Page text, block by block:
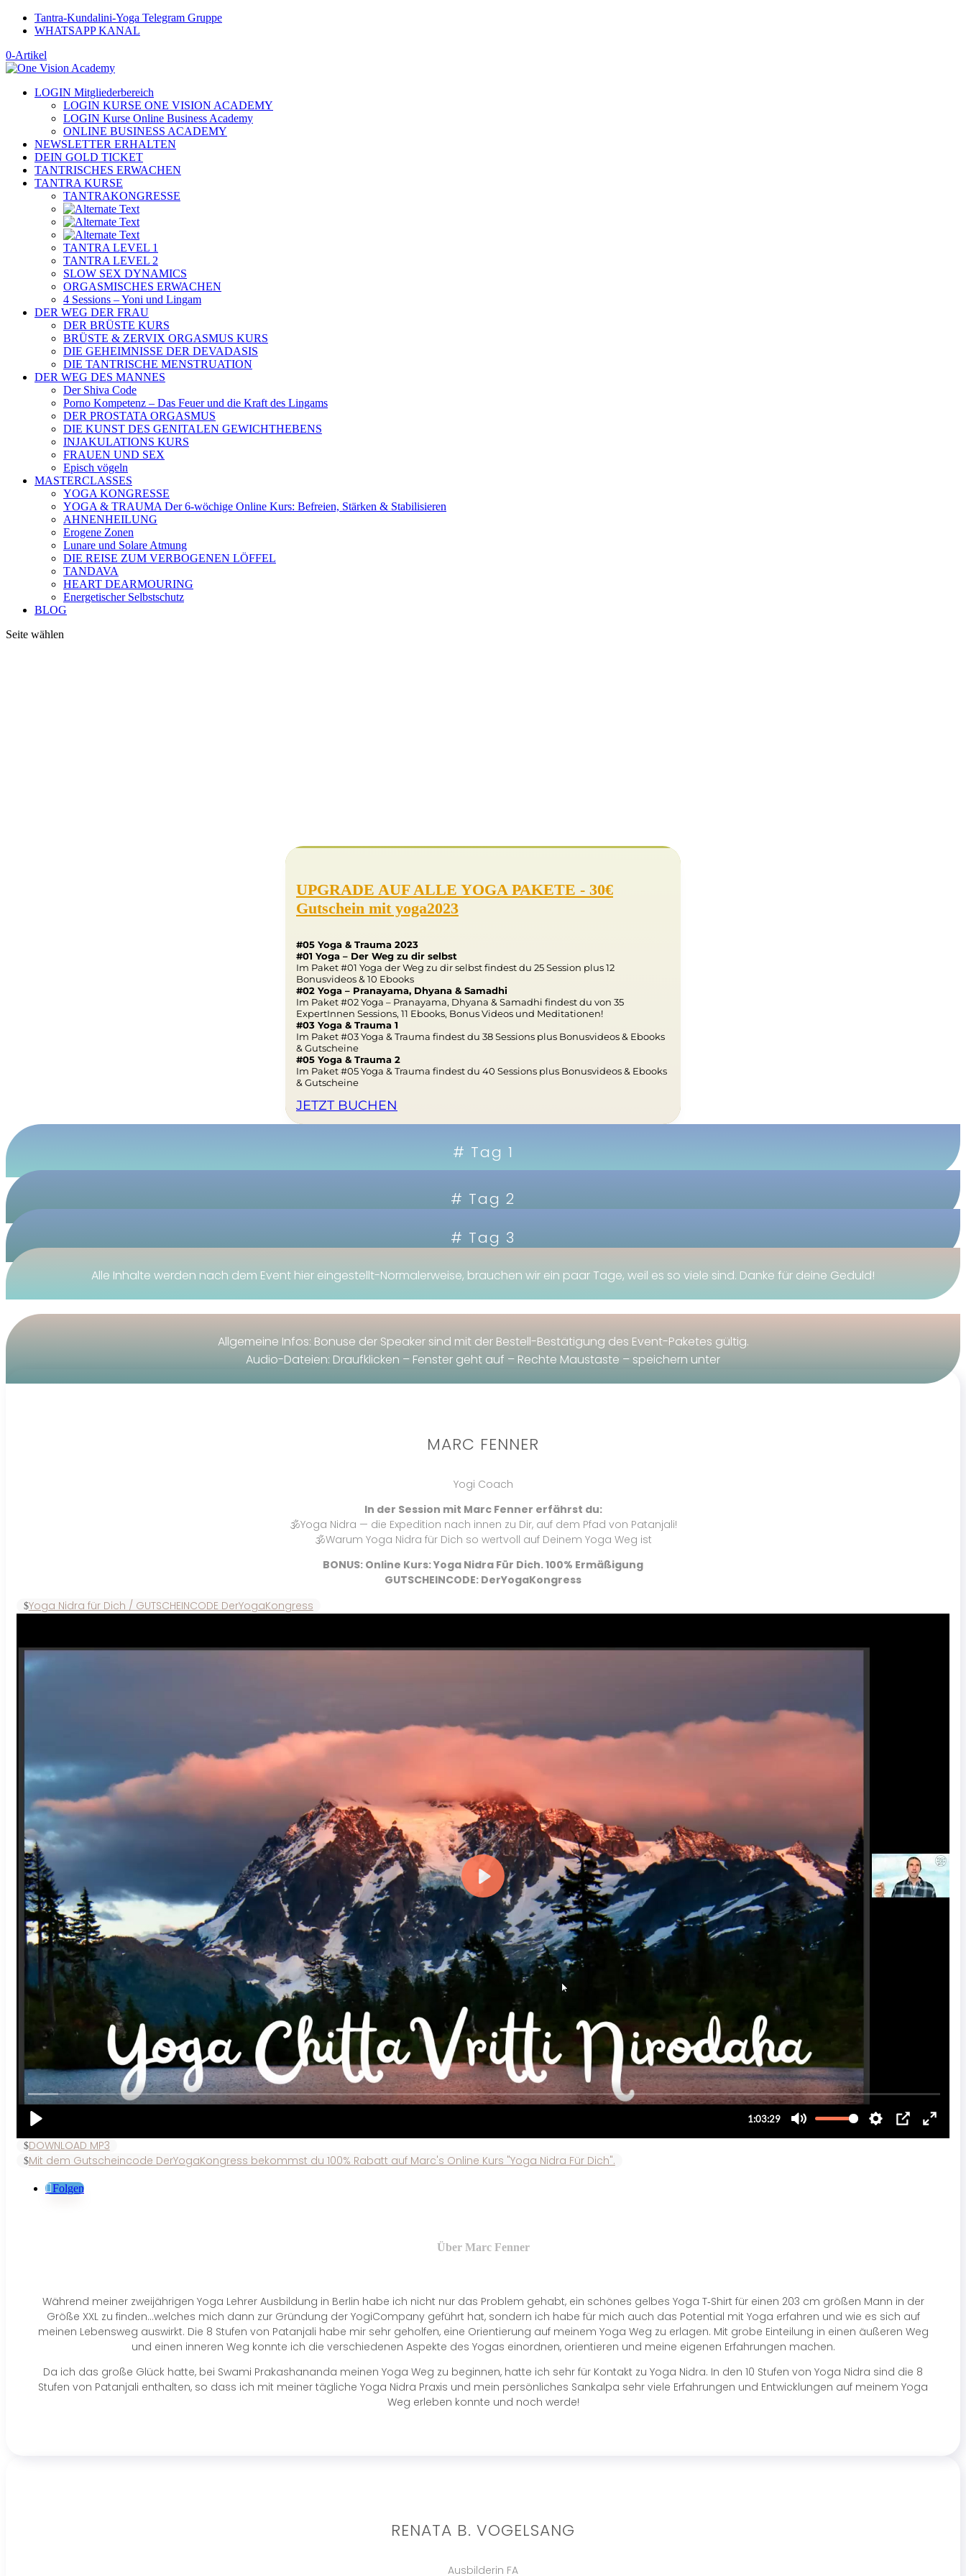
Tantra-Kundalini-Yoga Telegram Gruppe
WHATSAPP KANAL
0-Artikel
LOGIN Mitgliederbereich
LOGIN KURSE ONE VISION ACADEMY
LOGIN Kurse Online Business Academy
ONLINE BUSINESS ACADEMY
NEWSLETTER ERHALTEN
DEIN GOLD TICKET
TANTRISCHES ERWACHEN
TANTRA KURSE
TANTRAKONGRESSE
TANTRA LEVEL 1
TANTRA LEVEL 2
SLOW SEX DYNAMICS
ORGASMISCHES ERWACHEN
4 Sessions – Yoni und Lingam
DER WEG DER FRAU
DER BRÜSTE KURS
BRÜSTE & ZERVIX ORGASMUS KURS
DIE GEHEIMNISSE DER DEVADASIS
DIE TANTRISCHE MENSTRUATION
DER WEG DES MANNES
Der Shiva Code
Porno Kompetenz – Das Feuer und die Kraft des Lingams
DER PROSTATA ORGASMUS
DIE KUNST DES GENITALEN GEWICHTHEBENS
INJAKULATIONS KURS
FRAUEN UND SEX
Episch vögeln
MASTERCLASSES
YOGA KONGRESSE
YOGA & TRAUMA Der 6‑wöchige Online Kurs: Befreien, Stärken & Stabilisieren
AHNENHEILUNG
Erogene Zonen
Lunare und Solare Atmung
DIE REISE ZUM VERBOGENEN LÖFFEL
TANDAVA
HEART DEARMOURING
Energetischer Selbstschutz
BLOG
Seite wählen
UPGRADE AUF ALLE YOGA PAKETE - 30€
Gutschein mit yoga2023
#05 Yoga & Trauma 2023
#01 Yoga – Der Weg zu dir selbst
Im Paket #01 Yoga der Weg zu dir selbst findest du 25 Session plus 12
Bonusvideos & 10 Ebooks
#02 Yoga – Pranayama, Dhyana & Samadhi
Im Paket #02 Yoga – Pranayama, Dhyana & Samadhi findest du von 35
ExpertInnen Sessions, 11 Ebooks, Bonus Videos und Meditationen!
#03 Yoga & Trauma 1
Im Paket #03 Yoga & Trauma findest du 38 Sessions plus Bonusvideos & Ebooks
& Gutscheine
#05 Yoga & Trauma 2
Im Paket #05 Yoga & Trauma findest du 40 Sessions plus Bonusvideos & Ebooks
& Gutscheine
JETZT BUCHEN
# Tag 1
# Tag 2
# Tag 3
Alle Inhalte werden nach dem Event hier eingestellt-Normalerweise, brauchen wir ein paar Tage, weil es so viele sind. Danke für deine Geduld!
Allgemeine Infos: Bonuse der Speaker sind mit der Bestell-Bestätigung des Event-Paketes gültig.
Audio-Dateien: Draufklicken – Fenster geht auf – Rechte Maustaste – speichern unter
MARC FENNER
Yogi Coach
In der Session mit Marc Fenner erfährst du:
🕉️Yoga Nidra — die Expedition nach innen zu Dir, auf dem Pfad von Patanjali!
🕉️Warum Yoga Nidra für Dich so wertvoll auf Deinem Yoga Weg ist
BONUS: Online Kurs: Yoga Nidra Für Dich. 100% Ermäßigung
GUTSCHEINCODE: DerYogaKongress
Yoga Nidra für Dich / GUTSCHEINCODE DerYogaKongress
DOWNLOAD MP3
Mit dem Gutscheincode DerYogaKongress bekommst du 100% Rabatt auf Marc's Online Kurs "Yoga Nidra Für Dich".
Folgen
Über Marc Fenner
Während meiner zweijährigen Yoga Lehrer Ausbildung in Berlin habe ich nicht nur das Problem gehabt, ein schönes gelbes Yoga T‑Shirt für einen 203 cm größen Mann in der
Größe XXL zu finden…welches mich dann zur Gründung der YogiCompany geführt hat, sondern ich habe für mich auch das Potential mit Yoga erfahren und wie es sich auf
meinen Lebensweg auswirkt. Die 8 Stufen von Patanjali habe mir sehr geholfen, eine Orientierung auf meinem Yoga Weg zu erlagen. Mit grobe Einteilung in einen äußeren Weg
und einen inneren Weg konnte ich die verschiedenen Aspekte des Yogas einordnen, orientieren und meine eigenen Erfahrungen machen.
Da ich das große Glück hatte, bei Swami Prakashananda meinen Yoga Weg zu beginnen, hatte ich sehr für Kontakt zu Yoga Nidra. In den 10 Stufen von Yoga Nidra sind die 8
Stufen von Patanjali enthalten, so dass ich mit meiner tägliche Yoga Nidra Praxis und mein persönliches Sankalpa sehr viele Erfahrungen und Entwicklungen auf meinem Yoga
Weg erleben konnte und noch werde!
RENATA B. VOGELSANG
Ausbilderin FA